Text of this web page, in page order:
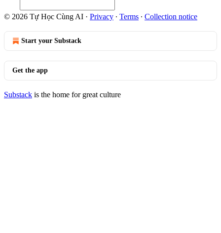
© 2026 Tự Học Cùng AI · Privacy ∙ Terms ∙ Collection notice
Start your Substack
Get the app
Substack is the home for great culture